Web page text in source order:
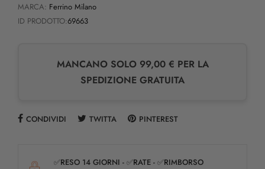
MARCA: Ferrino Milano
ID PRODOTTO:69663
MANCANO SOLO 99,00 € PER LA
SPEDIZIONE GRATUITA
CONDIVIDI TWITTA PINTEREST
✅RESO 14 GIORNI - ✅RATE - ✅RIMBORSO